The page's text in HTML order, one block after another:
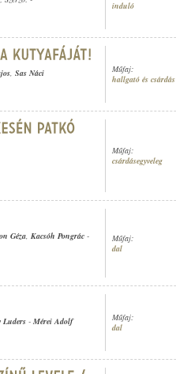
induló
, Sas Náci
Műfaj:
hallgató és csárdás
Műfaj:
csárdásegyveleg
Géza, Kacsóh Pongrác -
Műfaj:
dal
Luders - Mérei Adolf
Műfaj:
dal